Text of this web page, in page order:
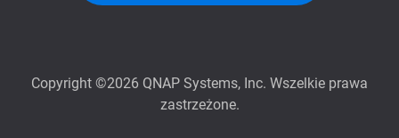
Copyright ©2026 QNAP Systems, Inc. Wszelkie prawa
zastrzeżone.